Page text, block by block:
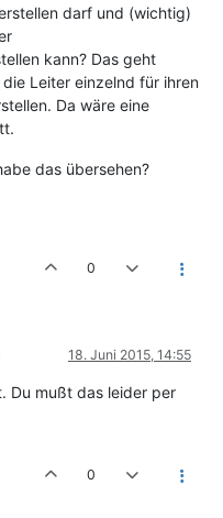
darf und (wichtig)
kann? Das geht
Leiter einzelnd für ihren
Da wäre eine
das übersehen?
0
18. Juni 2015, 14:55
Du mußt das leider per
0